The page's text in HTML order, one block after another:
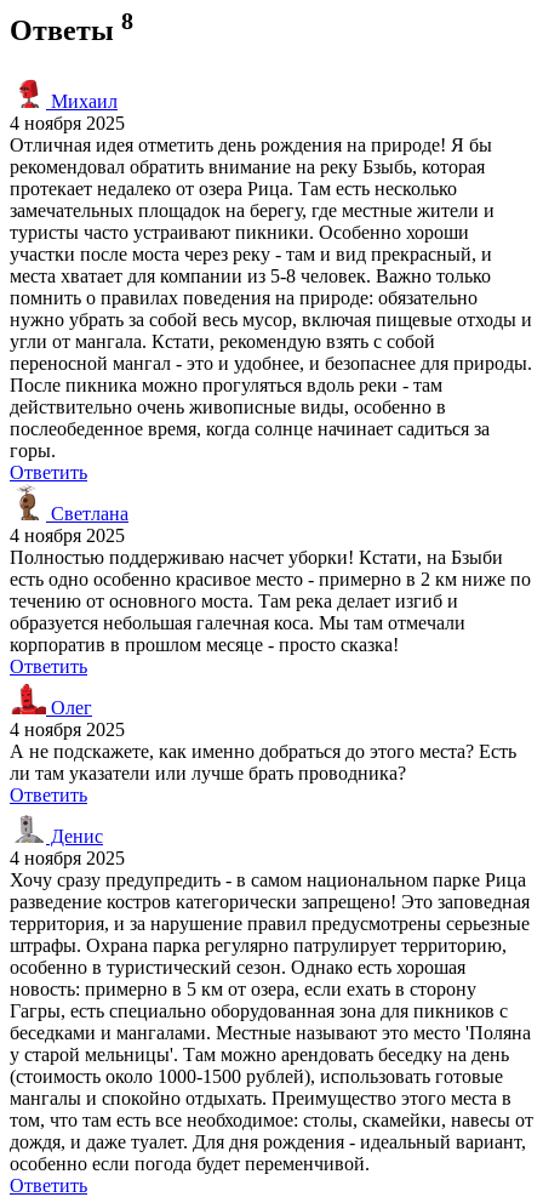
Ответы 8
Михаил
4 ноября 2025
Отличная идея отметить день рождения на природе! Я бы
рекомендовал обратить внимание на реку Бзыбь, которая
протекает недалеко от озера Рица. Там есть несколько
замечательных площадок на берегу, где местные жители и
туристы часто устраивают пикники. Особенно хороши
участки после моста через реку - там и вид прекрасный, и
места хватает для компании из 5-8 человек. Важно только
помнить о правилах поведения на природе: обязательно
нужно убрать за собой весь мусор, включая пищевые отходы и
угли от мангала. Кстати, рекомендую взять с собой
переносной мангал - это и удобнее, и безопаснее для природы.
После пикника можно прогуляться вдоль реки - там
действительно очень живописные виды, особенно в
послеобеденное время, когда солнце начинает садиться за
горы.
Ответить
Светлана
4 ноября 2025
Полностью поддерживаю насчет уборки! Кстати, на Бзыби
есть одно особенно красивое место - примерно в 2 км ниже по
течению от основного моста. Там река делает изгиб и
образуется небольшая галечная коса. Мы там отмечали
корпоратив в прошлом месяце - просто сказка!
Ответить
Олег
4 ноября 2025
А не подскажете, как именно добраться до этого места? Есть
ли там указатели или лучше брать проводника?
Ответить
Денис
4 ноября 2025
Хочу сразу предупредить - в самом национальном парке Рица
разведение костров категорически запрещено! Это заповедная
территория, и за нарушение правил предусмотрены серьезные
штрафы. Охрана парка регулярно патрулирует территорию,
особенно в туристический сезон. Однако есть хорошая
новость: примерно в 5 км от озера, если ехать в сторону
Гагры, есть специально оборудованная зона для пикников с
беседками и мангалами. Местные называют это место 'Поляна
у старой мельницы'. Там можно арендовать беседку на день
(стоимость около 1000-1500 рублей), использовать готовые
мангалы и спокойно отдыхать. Преимущество этого места в
том, что там есть все необходимое: столы, скамейки, навесы от
дождя, и даже туалет. Для дня рождения - идеальный вариант,
особенно если погода будет переменчивой.
Ответить